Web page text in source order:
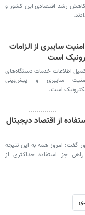
کاهش رشد اقتصادی این کشور و
سایبری از الزامات
است
اطلاعات خدمات دستگاه‌های
سایبری و پیش‌بینی
است.
از اقتصاد دیجیتال
گفت: امروز همه به این نتیجه
جز استفاده حداکثری از